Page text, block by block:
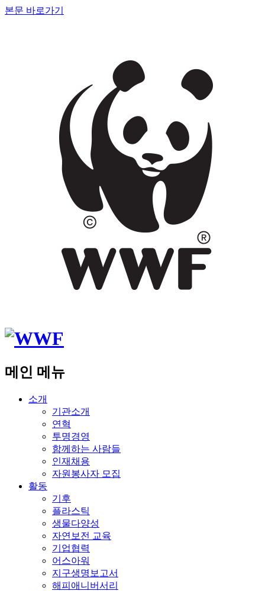
본문 바로가기
메인 메뉴
소개
기관소개
연혁
투명경영
함께하는 사람들
인재채용
자원봉사자 모집
활동
기후
플라스틱
생물다양성
자연보전 교육
기업협력
어스아워
지구생명보고서
해피애니버서리